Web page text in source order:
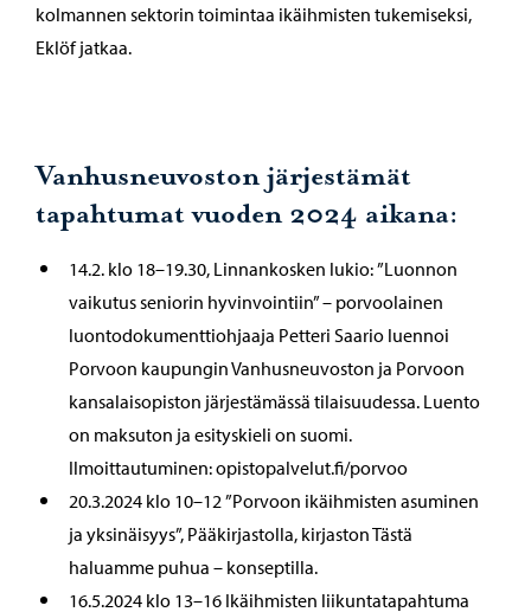
kolmannen sektorin toimintaa ikäihmisten tukemiseksi,
Eklöf jatkaa.
Vanhusneuvoston järjestämät
tapahtumat vuoden 2024 aikana:
14.2. klo 18–19.30, Linnankosken lukio: ”Luonnon
vaikutus seniorin hyvinvointiin” – porvoolainen
luontodokumenttiohjaaja Petteri Saario luennoi
Porvoon kaupungin Vanhusneuvoston ja Porvoon
kansalaisopiston järjestämässä tilaisuudessa. Luento
on maksuton ja esityskieli on suomi.
Ilmoittautuminen: opistopalvelut.fi/porvoo
20.3.2024 klo 10–12 ”Porvoon ikäihmisten asuminen
ja yksinäisyys”, Pääkirjastolla, kirjaston Tästä
haluamme puhua – konseptilla.
16.5.2024 klo 13–16 Ikäihmisten liikuntatapahtuma